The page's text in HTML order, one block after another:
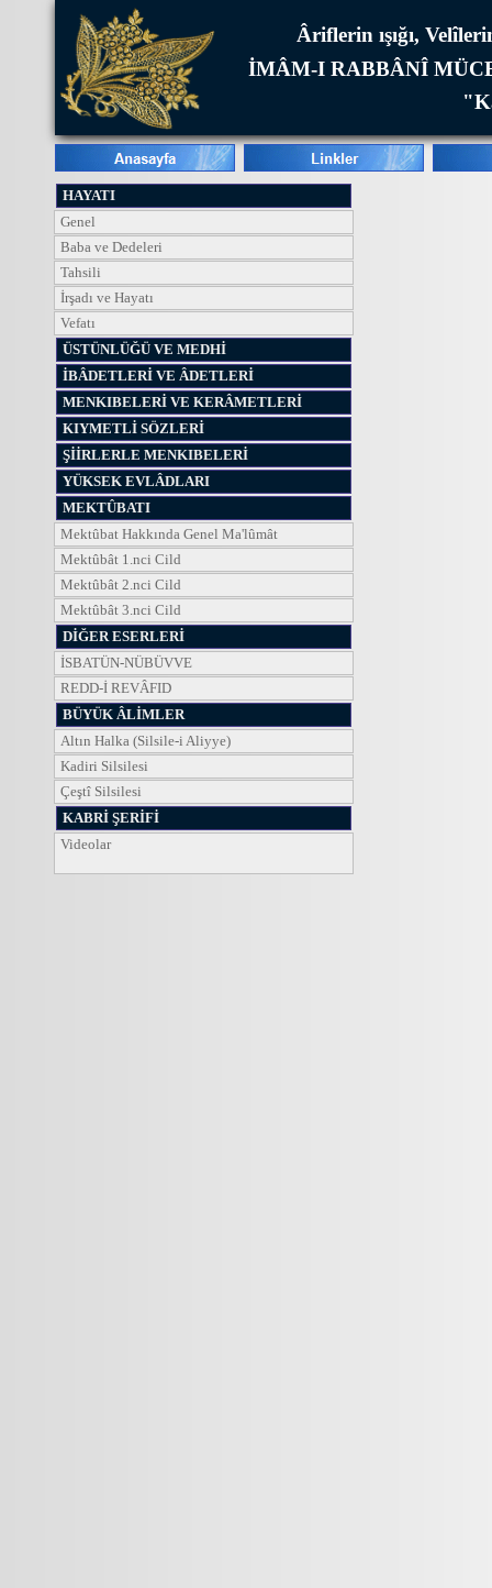
Âriflerin ışığı,
İMÂM-I RABBÂNÎ
HAYATI
Genel
Baba ve Dedeleri
Tahsili
İrşadı ve Hayatı
Vefatı
ÜSTÜNLÜĞÜ VE MEDHİ
İBÂDETLERİ VE ÂDETLERİ
MENKIBELERİ VE KERÂMETLERİ
KIYMETLİ SÖZLERİ
ŞİİRLERLE MENKIBELERİ
YÜKSEK EVLÂDLARI
MEKTÛBATI
Mektûbat Hakkında Genel Ma'lûmât
Mektûbât 1.nci Cild
Mektûbât 2.nci Cild
Mektûbât 3.nci Cild
DİĞER ESERLERİ
İSBATÜN-NÜBÜVVE
REDD-İ REVÂFID
BÜYÜK ÂLİMLER
Altın Halka (Silsile-i Aliyye)
Kadiri Silsilesi
Çeştî Silsilesi
KABRİ ŞERİFİ
Videolar